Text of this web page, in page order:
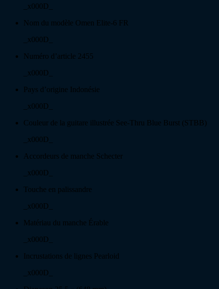
_x000D_
Nom du modèle Omen Elite-6 FR
_x000D_
Numéro d’article 2455
_x000D_
Pays d’origine Indonésie
_x000D_
Couleur de la guitare illustrée See-Thru Blue Burst (STBB)
_x000D_
Accordeurs de manche Schecter
_x000D_
Touche en palissandre
_x000D_
Matériau du manche Érable
_x000D_
Incrustations de lignes Pearloid
_x000D_